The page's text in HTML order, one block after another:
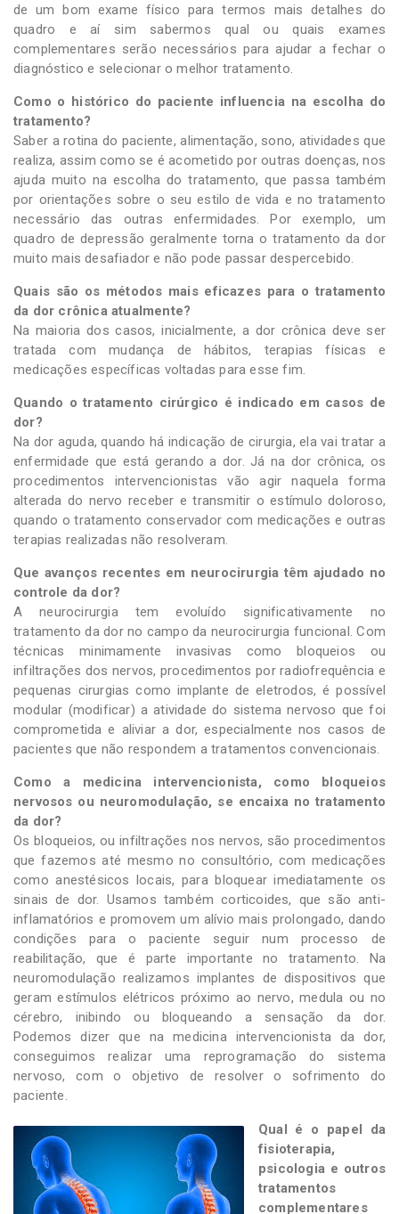
de um bom exame físico para termos mais detalhes do
quadro e aí sim sabermos qual ou quais exames
complementares serão necessários para ajudar a fechar o
diagnóstico e selecionar o melhor tratamento.
Como o histórico do paciente influencia na escolha do
tratamento?
Saber a rotina do paciente, alimentação, sono, atividades que
realiza, assim como se é acometido por outras doenças, nos
ajuda muito na escolha do tratamento, que passa também
por orientações sobre o seu estilo de vida e no tratamento
necessário das outras enfermidades. Por exemplo, um
quadro de depressão geralmente torna o tratamento da dor
muito mais desafiador e não pode passar despercebido.
Quais são os métodos mais eficazes para o tratamento
da dor crônica atualmente?
Na maioria dos casos, inicialmente, a dor crônica deve ser
tratada com mudança de hábitos, terapias físicas e
medicações específicas voltadas para esse fim.
Quando o tratamento cirúrgico é indicado em casos de
dor?
Na dor aguda, quando há indicação de cirurgia, ela vai tratar a
enfermidade que está gerando a dor. Já na dor crônica, os
procedimentos intervencionistas vão agir naquela forma
alterada do nervo receber e transmitir o estímulo doloroso,
quando o tratamento conservador com medicações e outras
terapias realizadas não resolveram.
Que avanços recentes em neurocirurgia têm ajudado no
controle da dor?
A neurocirurgia tem evoluído significativamente no
tratamento da dor no campo da neurocirurgia funcional. Com
técnicas minimamente invasivas como bloqueios ou
infiltrações dos nervos, procedimentos por radiofrequência e
pequenas cirurgias como implante de eletrodos, é possível
modular (modificar) a atividade do sistema nervoso que foi
comprometida e aliviar a dor, especialmente nos casos de
pacientes que não respondem a tratamentos convencionais.
Como a medicina intervencionista, como bloqueios
nervosos ou neuromodulação, se encaixa no tratamento
da dor?
Os bloqueios, ou infiltrações nos nervos, são procedimentos
que fazemos até mesmo no consultório, com medicações
como anestésicos locais, para bloquear imediatamente os
sinais de dor. Usamos também corticoides, que são anti-
inflamatórios e promovem um alívio mais prolongado, dando
condições para o paciente seguir num processo de
reabilitação, que é parte importante no tratamento. Na
neuromodulação realizamos implantes de dispositivos que
geram estímulos elétricos próximo ao nervo, medula ou no
cérebro, inibindo ou bloqueando a sensação da dor.
Podemos dizer que na medicina intervencionista da dor,
conseguimos realizar uma reprogramação do sistema
nervoso, com o objetivo de resolver o sofrimento do
paciente.
Qual é o papel da
fisioterapia,
psicologia e outros
tratamentos
complementares